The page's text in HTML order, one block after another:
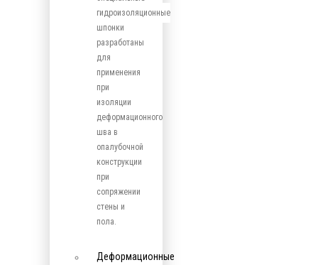
гидроизоляционные
шпонки
разработаны
для
применения
при
изоляции
деформационного
шва в
опалубочной
конструкции
при
сопряжении
стены и
пола.
Деформационные